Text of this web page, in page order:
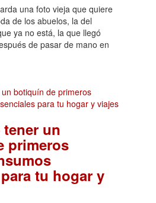
una foto vieja que quiere
de los abuelos, la del
ya no está, la que llegó
de pasar de mano en
un
primeros
tu hogar y